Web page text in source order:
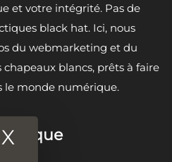
et votre intégrité. Pas de
black hat. Ici, nous
du webmarketing et du
blancs, prêts à faire
le monde numérique.
X Masquer le